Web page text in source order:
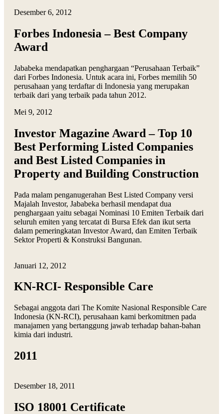
Desember 6, 2012
Forbes Indonesia – Best Company
Award
Jababeka mendapatkan penghargaan “Perusahaan Terbaik”
dari Forbes Indonesia. Untuk acara ini, Forbes memilih 50
perusahaan yang terdaftar di Indonesia yang merupakan
terbaik dari yang terbaik pada tahun 2012.
Mei 9, 2012
Investor Magazine Award – Top 10
Best Performing Listed Companies
and Best Listed Companies in
Property and Building Construction
Pada malam penganugerahan Best Listed Company versi
Majalah Investor, Jababeka berhasil mendapat dua
penghargaan yaitu sebagai Nominasi 10 Emiten Terbaik dari
seluruh emiten yang tercatat di Bursa Efek dan ikut serta
dalam pemeringkatan Investor Award, dan Emiten Terbaik
Sektor Properti & Konstruksi Bangunan.
Januari 12, 2012
KN-RCI- Responsible Care
Sebagai anggota dari The Komite Nasional Responsible Care
Indonesia (KN-RCI), perusahaan kami berkomitmen pada
manajamen yang bertanggung jawab terhadap bahan-bahan
kimia dari industri.
2011
Desember 18, 2011
ISO 18001 Certificate